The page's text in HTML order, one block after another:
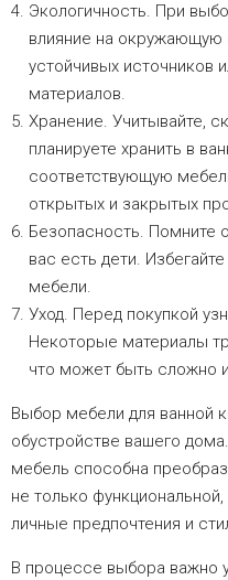
Экологичность. При
влияние на окружающую
устойчивых источников
материалов.
Хранение. Учитывайте,
планируете хранить в
соответствующую
открытых и закрытых
Безопасность. Помните
вас есть дети.
мебели.
Уход. Перед покупкой
Некоторые материалы
что может быть сложно
Выбор мебели для ванной
обустройстве вашего
мебель способна
не только
личные предпочтения и
В процессе выбора важно